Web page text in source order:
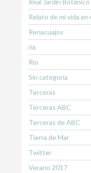
Real Jardín Botánico
Relato de mi vida en
Renacuajos
ría
Río
Sin categoría
Terceras
Terceras ABC
Terceras de ABC
Tierra de Mar
Twitter
Verano 2017